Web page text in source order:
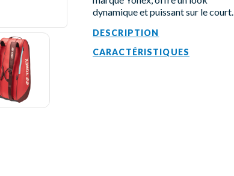
dynamique et puissant sur le court.
DESCRIPTION
CARACTÉRISTIQUES